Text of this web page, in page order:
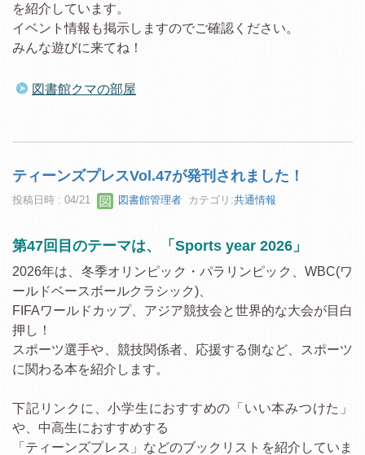
を紹介しています。
イベント情報も掲示しますのでご確認ください。
みんな遊びに来てね！
図書館クマの部屋
ティーンズプレスVol.47が発刊されました！
投稿日時 : 04/21 図書館管理者 カテゴリ:共通情報
第47回目のテーマは、「Sports year 2026」
2026年は、冬季オリンピック・パラリンピック、WBC(ワ
ールドベースボールクラシック)、
FIFAワールドカップ、アジア競技会と世界的な大会が目白
押し！
スポーツ選手や、競技関係者、応援する側など、スポーツ
に関わる本を紹介します。
下記リンクに、小学生におすすめの「いい本みつけた」
や、中高生におすすめする
「ティーンズプレス」などのブックリストを紹介していま